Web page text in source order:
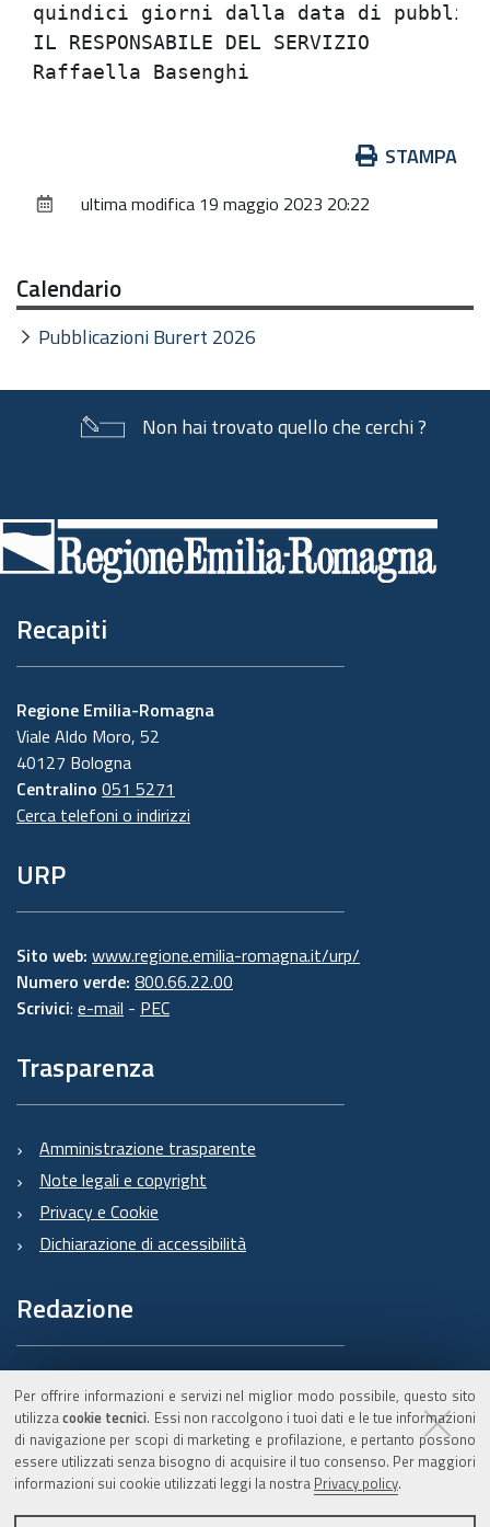
Per offrire informazioni e servizi nel miglior modo possibile, questo sito
utilizzacookie tecnici. Essi non raccolgono i tuoi dati e le tue informazioni
di navigazione per scopi di marketing e profilazione, e pertanto possono
essere utilizzati senza bisogno di acquisire il tuo consenso. Per maggiori
informazioni sui cookie utilizzati leggi la nostra Privacy policy.
quindici giorni dalla data di
IL RESPONSABILE DEL SERVIZIO
documento
STAMPA
ultima modifica 19 maggio 2023 20:22
Calendario
Pubblicazioni Burert 2026
Non hai trovato quello che cerchi ?
di
pagina
Recapiti
Regione Emilia-Romagna
Viale Aldo Moro, 52
40127 Bologna
Centralino 051 5271
Cerca telefoni o indirizzi
URP
Sito web: www.regione.emilia-romagna.it/urp/
Numero verde: 800.66.22.00
Scrivici: e-mail - PEC
Trasparenza
Amministrazione trasparente
Note legali e copyright
Privacy e Cookie
Dichiarazione di accessibilità
Redazione
Informazioni sul Burert
e contatti
C.F. 800.625.903.79